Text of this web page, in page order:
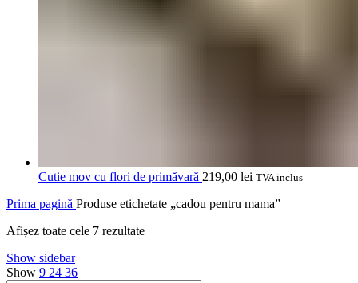
Cutie mov cu flori de primăvară 219,00 lei TVA inclus
Prima pagină Produse etichetate „cadou pentru mama”
Afișez toate cele 7 rezultate
Show sidebar
Show 9 24 36